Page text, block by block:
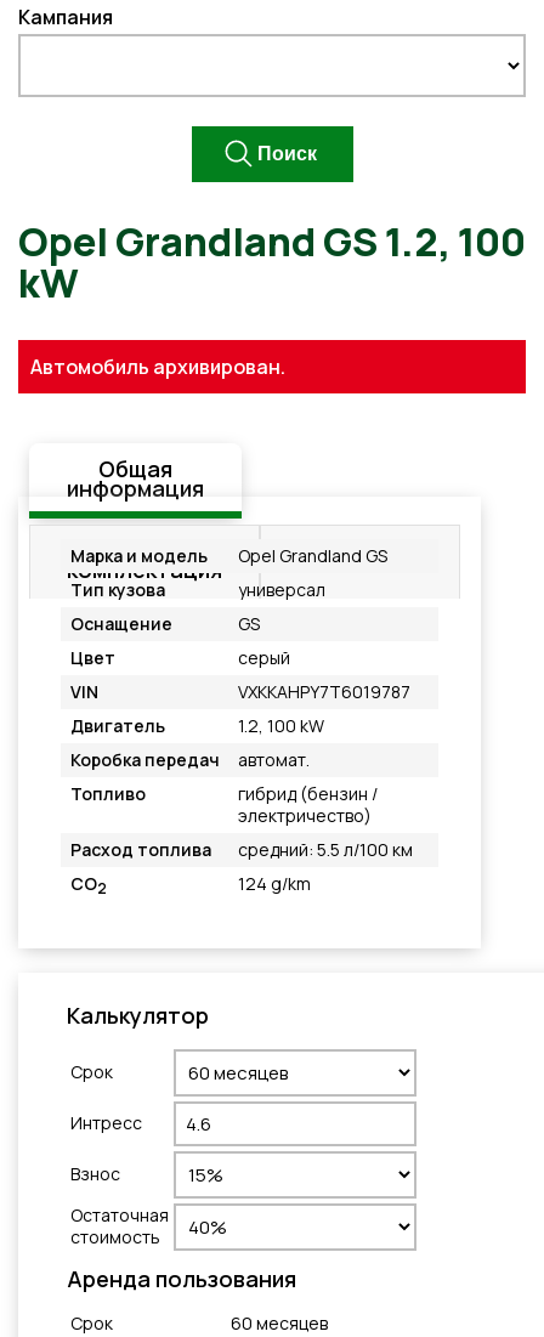
Кампания
Opel Grandland GS 1.2, 100
kW
Автомобиль архивирован.
Общая
информация
Стандартная
комплектация
Подробнее
Марка и модель
Opel Grandland GS
Тип кузова
универсал
Оснащение
GS
Цвет
серый
VIN
VXKKAHPY7T6019787
Двигатель
1.2, 100 kW
Коробка передач
автомат.
Топливо
гибрид (бензин /
электричество)
Расход топлива
средний: 5.5 л/100 км
CO2 124 g/km
Калькулятор
Cрок
Интресс
Взнос
Остаточная
стоимость
Aренда пользования
Cрок 60 месяцeв